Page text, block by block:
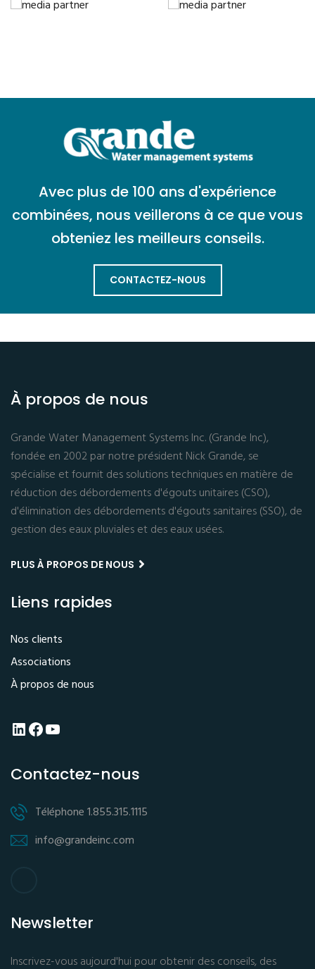
Avec plus de 100 ans d'expérience
combinées, nous veillerons à ce que vous
obteniez les meilleurs conseils.
CONTACTEZ-NOUS
À propos de nous
Grande Water Management Systems Inc. (Grande Inc),
fondée en 2002 par notre président Nick Grande, se
spécialise et fournit des solutions techniques en matière de
réduction des débordements d'égouts unitaires (CSO),
d'élimination des débordements d'égouts sanitaires (SSO), de
gestion des eaux pluviales et des eaux usées.
PLUS À PROPOS DE NOUS
Liens rapides
Nos clients
Associations
À propos de nous
LinkedIn
Facebook
YouTube
Contactez-nous
Téléphone 1.855.315.1115
info@grandeinc.com
Newsletter
Inscrivez-vous aujourd'hui pour obtenir des conseils, des